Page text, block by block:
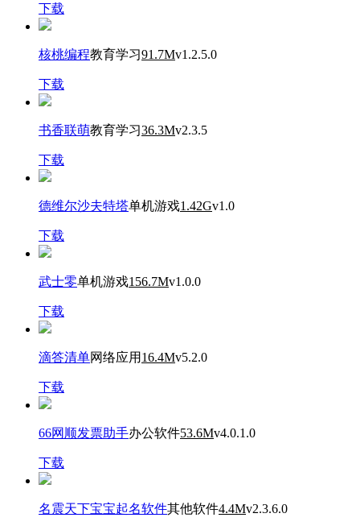
下载
核桃编程教育学习91.7Mv1.2.5.0
下载
书香联萌教育学习36.3Mv2.3.5
下载
德维尔沙夫特塔单机游戏1.42Gv1.0
下载
武士零单机游戏156.7Mv1.0.0
下载
滴答清单网络应用 16.4Mv5.2.0
下载
66网顺发票助手办公软件53.6Mv4.0.1.0
下载
名震天下宝宝起名软件其他软件4.4Mv2.3.6.0